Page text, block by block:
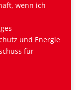
wenn ich
und Energie
für